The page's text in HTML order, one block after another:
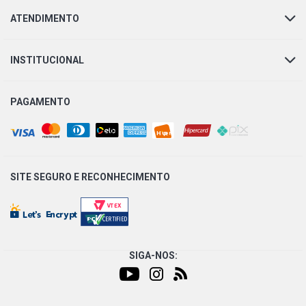
2006)
(2000 - 2006)
S10 STD PICKUP 2.8 8V MWM 4.07TCA DIESEL (2000 -
2005)
(2005 - 2011)
S10 CD DELUXE PICKUP 2.2 8V MPFI GASOLINA (1996 -
ATENDIMENTO
INSTITUCIONAL
PAGAMENTO
SITE SEGURO E RECONHECIMENTO
SIGA-NOS: